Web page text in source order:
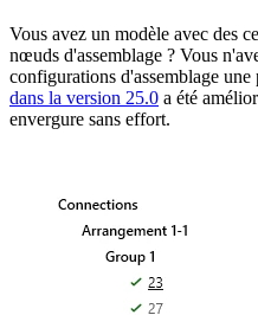
Vous avez un modèle avec des
nœuds d'assemblage ? Vous
configurations d'assemblage une
dans la version 25.0 a été
envergure sans effort.